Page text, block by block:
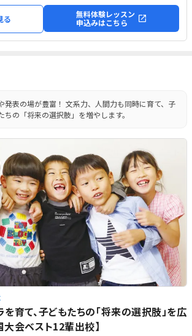
る
無料体験レッスン
申込みはこちら
発表の場が豊富！ 文系力、人間力も同時に育て、子
ちの「将来の選択肢」を増やします。
育て、子どもたちの「将来の選択肢」を広
大会ベスト12輩出校】